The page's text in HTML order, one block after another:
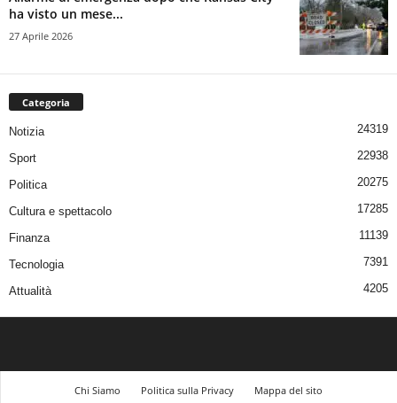
ha visto un mese...
27 Aprile 2026
Categoria
Notizia 24319
Sport 22938
Politica 20275
Cultura e spettacolo 17285
Finanza 11139
Tecnologia 7391
Attualità 4205
Chi Siamo Politica sulla Privacy Mappa del sito